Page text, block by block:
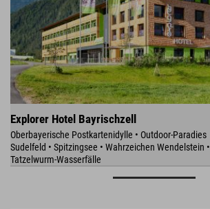
Explorer Hotel Bayrischzell
Oberbayerische Postkartenidylle • Outdoor-Paradies
Sudelfeld • Spitzingsee • Wahrzeichen Wendelstein •
Tatzelwurm-Wasserfälle